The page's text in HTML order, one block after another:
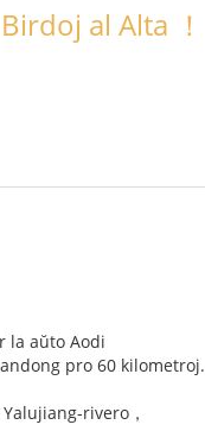
al Alta ！
la aŭto Aodi
pro 60 kilometroj.
rivero，